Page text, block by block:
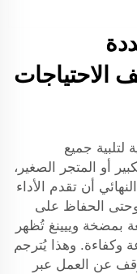
الاحتياجات
لتلبية جميع
أو المتجر الصغير،
أن تقدم الأداء
وحتى الحفاظ على
بمضخة وييينغ تُظهر
وكفاءة. وهذا يُترجم
عن العمل عبر